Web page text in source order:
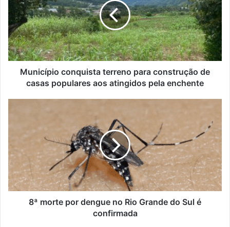
para
construção
de
casas
populares
aos
atingidos
Município conquista terreno para construção de
casas populares aos atingidos pela enchente
dengue
no
Rio
Grande
do
Sul
8ª morte por dengue no Rio Grande do Sul é
confirmada